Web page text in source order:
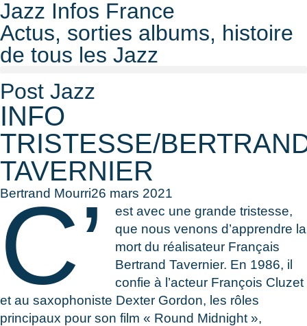
Jazz Infos France
Actus, sorties albums, histoire
de tous les Jazz
Post Jazz
INFO
TRISTESSE/
TAVERNIER
Bertrand Mourri26 mars 2021
C’
est avec une grande tristesse,
que nous venons d’apprendre la
mort du réalisateur Français
Bertrand Tavernier. En 1986, il
confie à l’acteur François Cluzet
et au saxophoniste Dexter Gordon, les rôles
principaux pour son film « Round Midnight »,